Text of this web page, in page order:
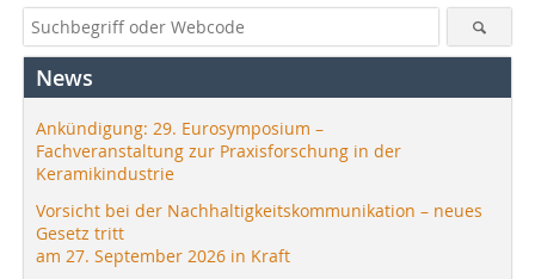
News
Ankündigung: 29. Eurosymposium –
Fachveranstaltung zur Praxisforschung in der
Keramikindustrie
Vorsicht bei der Nachhaltigkeitskommunikation – neues
Gesetz tritt
am 27. September 2026 in Kraft